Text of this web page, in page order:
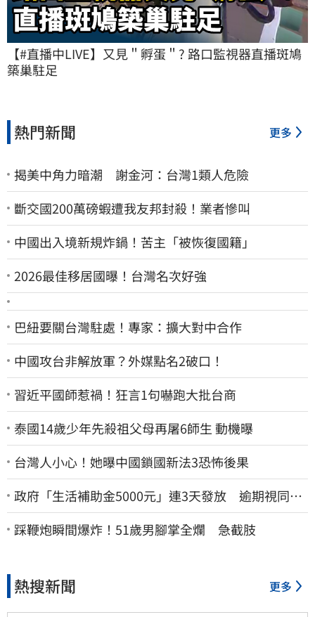
【#直播中LIVE】又見＂孵蛋＂? 路口監視器直播斑鳩
築巢駐足
熱門新聞 更多
揭美中角力暗潮 謝金河：台灣1類人危險
斷交國200萬磅蝦遭我友邦封殺！業者慘叫
中國出入境新規炸鍋！苦主「被恢復國籍」
2026最佳移居國曝！台灣名次好強
巴紐要關台灣駐處！專家：擴大對中合作
中國攻台非解放軍？外媒點名2破口！
習近平國師惹禍！狂言1句嚇跑大批台商
泰國14歲少年先殺祖父母再屠6師生 動機曝
台灣人小心！她曝中國鎖國新法3恐怖後果
政府「生活補助金5000元」連3天發放 逾期視同放
棄
踩鞭炮瞬間爆炸！51歲男腳掌全爛 急截肢
熱搜新聞 更多